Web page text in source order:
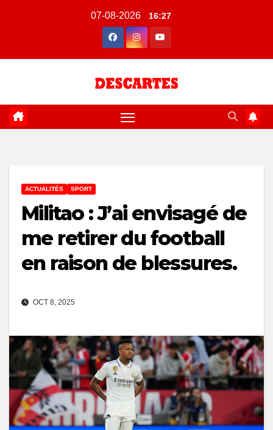
07-08-2026 16:27
ACTUALITÉS SPORT
Militao : J’ai envisagé de
me retirer du football
en raison de blessures.
OCT 8, 2025